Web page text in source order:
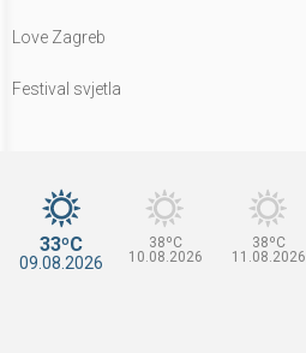
Love Zagreb
Festival svjetla
33ºC
09.08.2026
38ºC
10.08.2026
38ºC
11.08.2026